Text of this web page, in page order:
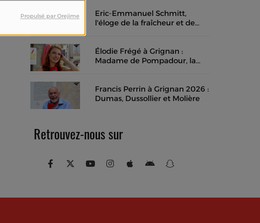
Propulsé par Orejime
Eric-Emmanuel Schmitt,
l'éloge de la fraîcheur et de
Élodie Frégé à Grignan :
Madame de Pompadour, la
Francis Perrin à Grignan 2026 :
Dumas, Dussollier et Molière
Retrouvez-nous sur